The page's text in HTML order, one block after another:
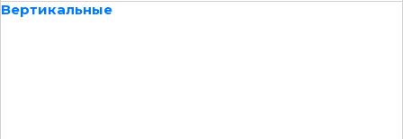
Вертикальные